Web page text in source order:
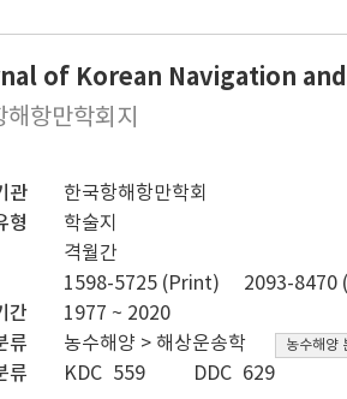
of Korean Navigation
해항만학회지
관
한국항해항만학회
형
학술지
격월간
1598-5725 (Print)
2093-8470
간
1977 ~ 2020
류
농수해양 > 해상운송학 농수해양
류 KDC 559 DDC 629